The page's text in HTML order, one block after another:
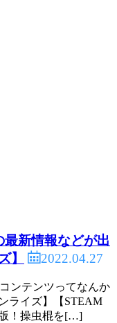
最新情報などが出
】
2022.04.27
ンテンツってなんか
ライズ】【STEAM
！操虫棍を[…]